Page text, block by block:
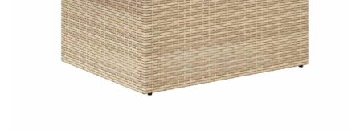
Материал: PE ратан, прахово боядисана
стомана
Размери: 55 x 62 x 69 см (Ш x Д x В)
Размери на седалката: 55 x 55 cм (Ш x Д)